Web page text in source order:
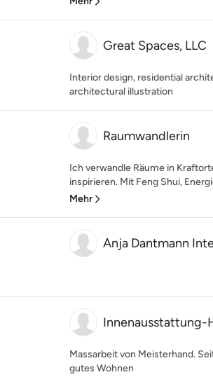
Great Spaces, LLC
Interior design, residential
architectural illustration
Raumwandlerin
Ich verwandle Räume in
inspirieren. Mit Feng Shui,
Mehr
Anja Dantmann
Innenausstattung-
Massarbeit von Meisterhand.
gutes Wohnen